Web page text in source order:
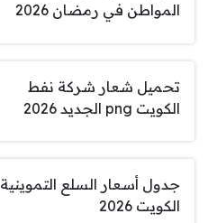
المواطن في رمضان 2026
تحميل شعار شركة نفط
الكويت png الجديد 2026
جدول أسعار السلع التموينية
الكويت 2026